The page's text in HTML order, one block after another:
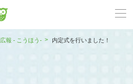
広報 - こうほう- 内定式を行いました！